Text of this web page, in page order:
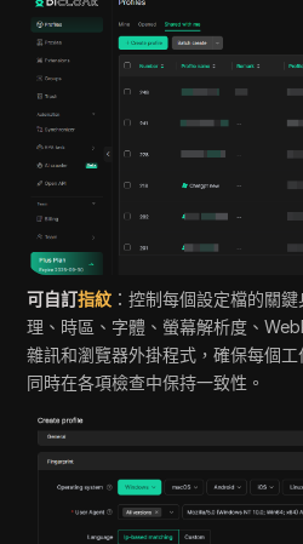
可自訂指紋 ：控制每個設定檔的關
理、時區、字體、螢幕解析度、
雜訊和瀏覽器外掛程式，確保每個工
同時在各項檢查中保持一致性。